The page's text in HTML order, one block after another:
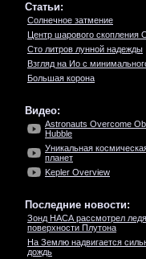
Статьи:
Солнечное затмение
Центр шарового скопления
Сто литров лунной надежды
Взгляд на Ио с
Большая корона
Видео:
Astronauts Overcome
Hubble
Уникальная
планет
Kepler Overview
Последние новости:
Зонд НАСА рассмотрел
поверхности Плутона
На Землю надвигается
дождь